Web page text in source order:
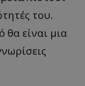
του.
θα είναι μια